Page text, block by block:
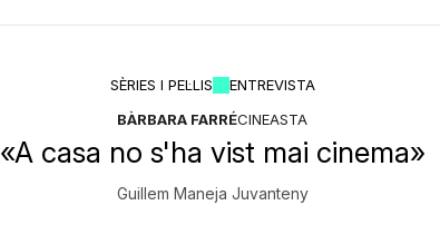
SÈRIES I PEL·LIS
ENTREVISTA
BÀRBARA FARRÉCINEASTA
«A casa no s'ha vist mai cinema»
Guillem Maneja Juvanteny